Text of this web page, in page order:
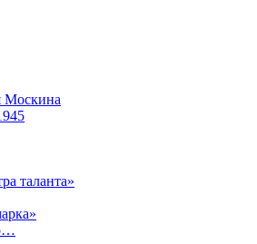
Москина
таланта»